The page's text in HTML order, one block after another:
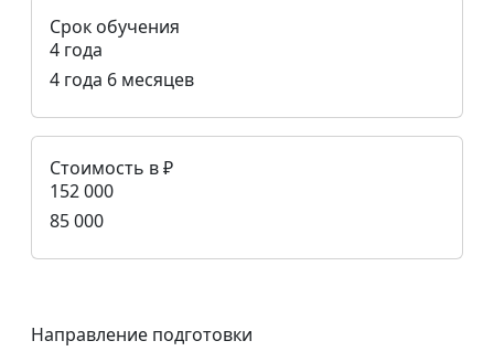
Срок обучения
4 года
4 года 6 месяцев
Стоимость в ₽
152 000
85 000
Направление подготовки